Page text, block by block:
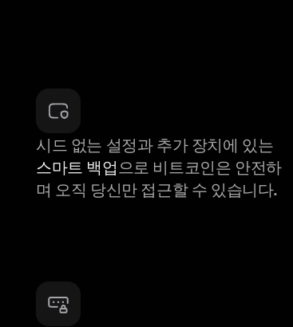
시드 없는 설정과 추가 장치에 있는
스마트 백업 으로 비트코인은 안전하
며 오직 당신만 접근할 수 있습니다.